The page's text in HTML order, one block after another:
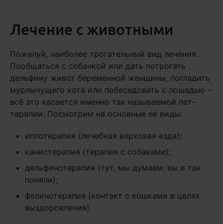
Лечение с животными
Пожалуй, наиболее трогательный вид лечения.
Пообщаться с собачкой или дать потрогать
дельфину живот беременной женщины, погладить
мурлычущего кота или побеседовать с лошадью –
всё это касается именно так называемой пет-
терапии. Посмотрим на основные ее виды:
иппотерапия (лечебная верховая езда);
канистерапия (терапия с собаками);
дельфинотерапия (тут, мы думаем, вы и так
поняли);
фелинотерапия (контакт с кошками в целях
выздоровления).